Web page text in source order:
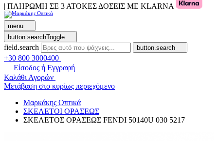
| ΠΛΗΡΩΜΗ ΣΕ 3 ΑΤΟΚΕΣ ΔΟΣΕΙΣ ΜΕ KLARNA
menu
button.searchToggle
field.search button.search
+30 800 3000400
Είσοδος ή Εγγραφή
Καλάθι Αγορών
Μετάβαση στο κυρίως περιεχόμενο
Μαρκάκης Οπτικά
ΣΚΕΛΕΤΟΙ ΟΡΑΣΕΩΣ
ΣΚΕΛΕΤΟΣ ΟΡΑΣΕΩΣ FENDI 50140U 030 5217